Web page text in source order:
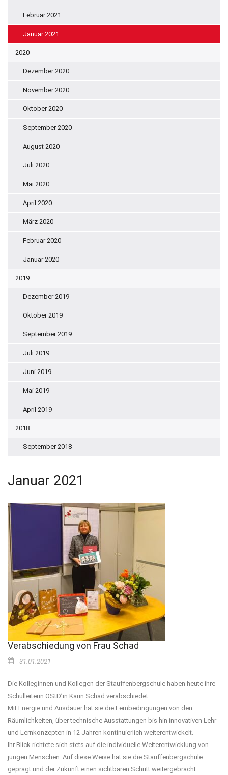
Februar 2021
Januar 2021
2020
Dezember 2020
November 2020
Oktober 2020
September 2020
August 2020
Juli 2020
Mai 2020
April 2020
März 2020
Februar 2020
Januar 2020
2019
Dezember 2019
Oktober 2019
September 2019
Juli 2019
Juni 2019
Mai 2019
April 2019
2018
September 2018
Januar 2021
Verabschiedung von Frau Schad
31.01.2021
Die Kolleginnen und Kollegen der Stauffenbergschule haben heute ihre
Schulleiterin OStD’in Karin Schad verabschiedet.
Mit Energie und Ausdauer hat sie die Lernbedingungen von den
Räumlichkeiten, über technische Ausstattungen bis hin innovativen Lehr-
und Lernkonzepten in 12 Jahren kontinuierlich weiterentwickelt.
Ihr Blick richtete sich stets auf die individuelle Weiterentwicklung von
jungen Menschen. Auf diese Weise hat sie die Stauffenbergschule
geprägt und der Zukunft einen sichtbaren Schritt weitergebracht.